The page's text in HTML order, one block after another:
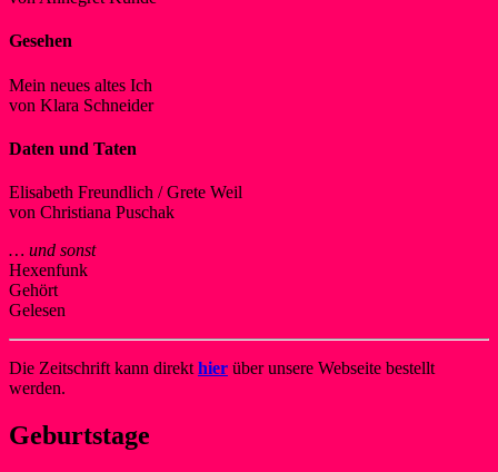
Gesehen
Mein neues altes Ich
von Klara Schneider
Daten und Taten
Elisabeth Freundlich / Grete Weil
von Christiana Puschak
… und sonst
Hexenfunk
Gehört
Gelesen
Die Zeitschrift kann direkt hier über unsere Webseite bestellt
werden.
Geburtstage